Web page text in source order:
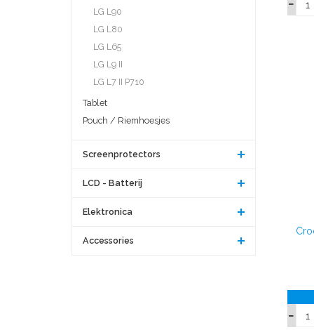
LG L90
LG L80
LG L65
LG L9 II
LG L7 II P710
Tablet
Pouch / Riemhoesjes
Screenprotectors
LCD - Batterij
Elektronica
Accessories